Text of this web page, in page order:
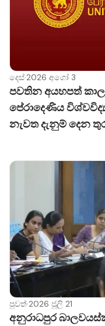
දෙස්·2026 අගෝ 3
පවතින අයහපත්
පේරාදෙණිය
නැවත දැනුම් දෙන
පුවත්·2026 ජූලි 21
අනුරාධපුර